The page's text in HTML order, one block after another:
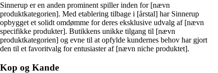
Sinnerup er en anden prominent spiller inden for [nævn
produktkategorien]. Med etablering tilbage i [årstal] har Sinnerup
opbygget et solidt omdømme for deres eksklusive udvalg af [nævn
specifikke produkter]. Butikkens unikke tilgang til [nævn
produktkategorien] og evne til at opfylde kundernes behov har gjort
den til et favoritvalg for entusiaster af [nævn niche produktet].
Kop og Kande